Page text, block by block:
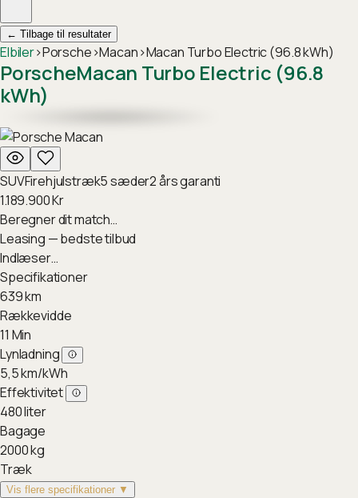
← Tilbage til resultater
Elbiler›Porsche›Macan›Macan Turbo Electric (96.8 kWh)
PorscheMacan Turbo Electric (96.8
kWh)
SUVFirehjulstræk5sæder2års garanti
1.189.900Kr
Beregner dit match…
Leasing — bedste tilbud
Indlæser…
Specifikationer
639km
Rækkevidde
11 Min
Lynladning
5,5km/kWh
Effektivitet
480liter
Bagage
2000kg
Træk
Vis flere specifikationer ▼